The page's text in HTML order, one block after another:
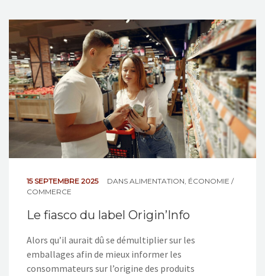
15 SEPTEMBRE 2025 DANS ALIMENTATION, ÉCONOMIE /
COMMERCE
Le fiasco du label Origin’Info
Alors qu’il aurait dû se démultiplier sur les
emballages afin de mieux informer les
consommateurs sur l’origine des produits